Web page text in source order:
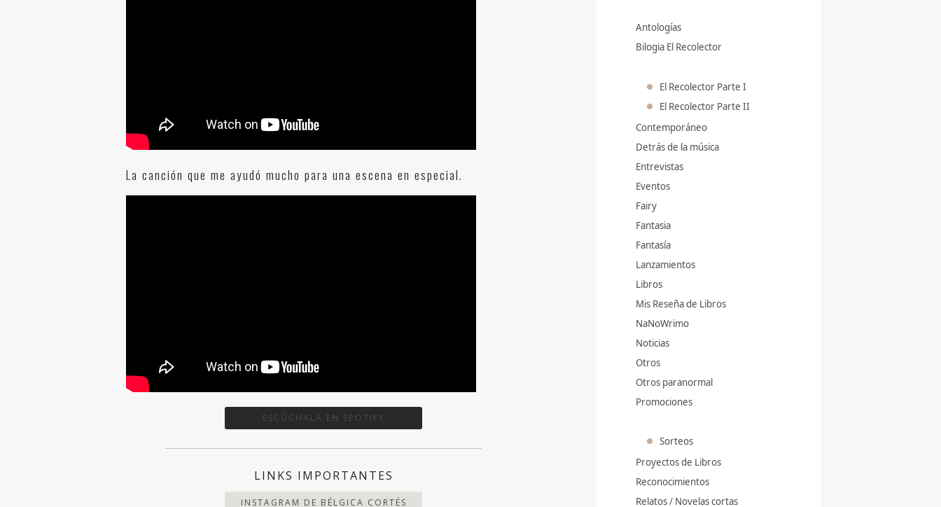
La canción que me ayudó mucho para una escena en especial.
ESCÚCHALA EN SPOTIFY
LINKS IMPORTANTES
INSTAGRAM DE BÉLGICA CORTÉS
Antologías
Bilogia El Recolector
El Recolector Parte I
El Recolector Parte II
Contemporáneo
Detrás de la música
Entrevistas
Eventos
Fairy
Fantasia
Fantasía
Lanzamientos
Libros
Mis Reseña de Libros
NaNoWrimo
Noticias
Otros
Otros paranormal
Promociones
Sorteos
Proyectos de Libros
Reconocimientos
Relatos / Novelas cortas